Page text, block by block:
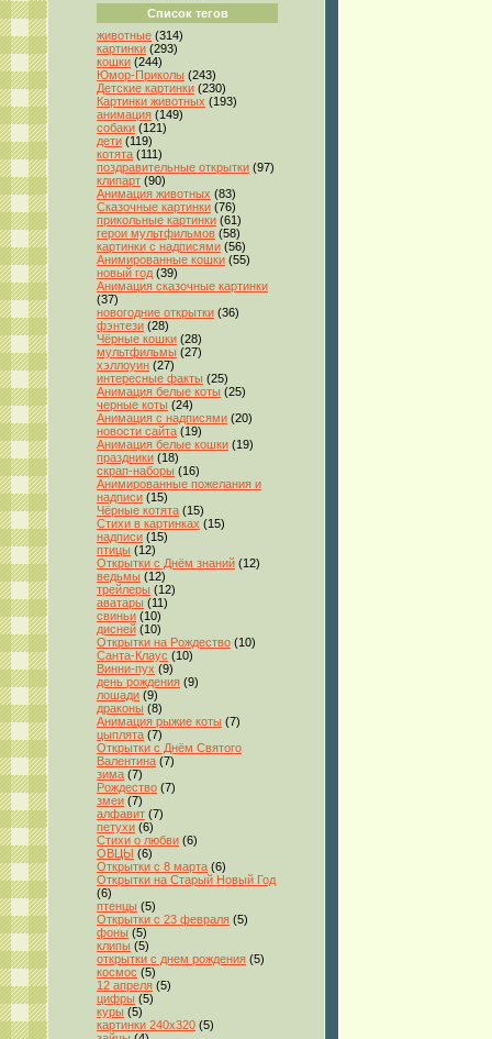
Список тегов
животные (314)
картинки (293)
кошки (244)
Юмор-Приколы (243)
Детские картинки (230)
Картинки животных (193)
анимация (149)
собаки (121)
дети (119)
котята (111)
поздравительные открытки (97)
клипарт (90)
Анимация животных (83)
Сказочные картинки (76)
прикольные картинки (61)
герои мультфильмов (58)
картинки с надписями (56)
Анимированные кошки (55)
новый год (39)
Анимация сказочные картинки
(37)
новогодние открытки (36)
фэнтези (28)
Чёрные кошки (28)
мультфильмы (27)
хэллоуин (27)
интересные факты (25)
Анимация белые коты (25)
черные коты (24)
Анимация с надписями (20)
новости сайта (19)
Анимация белые кошки (19)
праздники (18)
скрап-наборы (16)
Анимированные пожелания и
надписи (15)
Чёрные котята (15)
Стихи в картинках (15)
надписи (15)
птицы (12)
Открытки с Днём знаний (12)
ведьмы (12)
трейлеры (12)
аватары (11)
свиньи (10)
дисней (10)
Открытки на Рождество (10)
Санта-Клаус (10)
Винни-пух (9)
день рождения (9)
лошади (9)
драконы (8)
Анимация рыжие коты (7)
цыплята (7)
Открытки с Днём Святого
Валентина (7)
зима (7)
Рождество (7)
змеи (7)
алфавит (7)
петухи (6)
Стихи о любви (6)
ОВЦЫ (6)
Открытки с 8 марта (6)
Открытки на Старый Новый Год
(6)
птенцы (5)
Открытки с 23 февраля (5)
фоны (5)
клипы (5)
открытки с днем рождения (5)
космос (5)
12 апреля (5)
цифры (5)
куры (5)
картинки 240x320 (5)